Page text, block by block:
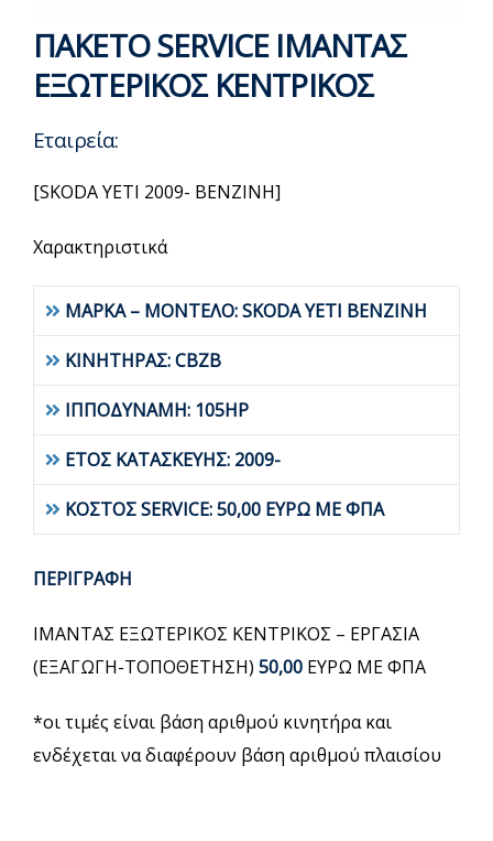
ΠΑΚΕΤΟ SERVICE ΙΜΑΝΤΑΣ
ΕΞΩΤΕΡΙΚΟΣ ΚΕΝΤΡΙΚΟΣ
Εταιρεία:
[SKODA YETI 2009- BENZINH]
Χαρακτηριστικά
ΜΑΡΚΑ – ΜΟΝΤΕΛΟ: SKODA YETI BENZINH
ΚΙΝΗΤΗΡΑΣ: CBZB
ΙΠΠΟΔΥΝΑΜΗ: 105HP
ΕΤΟΣ ΚΑΤΑΣΚΕΥΗΣ: 2009-
ΚΟΣΤΟΣ SERVICE: 50,00 ΕΥΡΩ ΜΕ ΦΠΑ
ΠΕΡΙΓΡΑΦΗ
ΙΜΑΝΤΑΣ ΕΞΩΤΕΡΙΚΟΣ ΚΕΝΤΡΙΚΟΣ – ΕΡΓΑΣΙΑ
(ΕΞΑΓΩΓΗ-ΤΟΠΟΘΕΤΗΣΗ) 50,00 ΕΥΡΩ ΜΕ ΦΠΑ
*οι τιμές είναι βάση αριθμού κινητήρα και
ενδέχεται να διαφέρουν βάση αριθμού πλαισίου